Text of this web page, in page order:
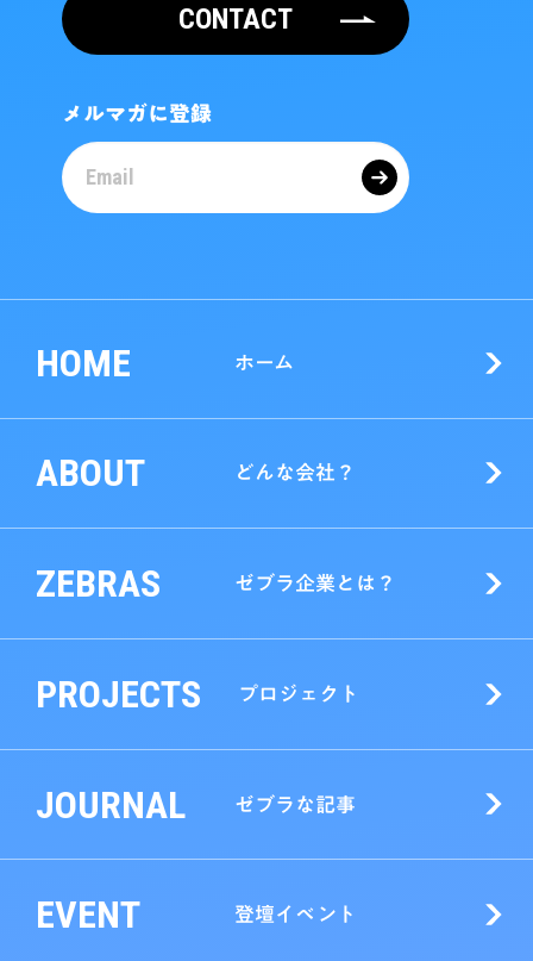
CONTACT
メルマガに登録
HOME ホーム
ABOUT どんな会社？
ZEBRAS ゼブラ企業とは？
PROJECTS プロジェクト
JOURNAL ゼブラな記事
EVENT 登壇イベント